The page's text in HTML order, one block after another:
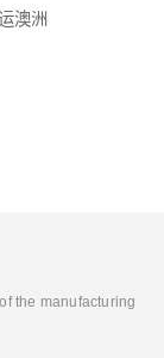
澳洲
the manufacturing